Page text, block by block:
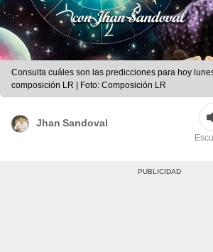
Consulta cuáles son las predicciones para hoy
composición LR | Foto: Composición LR
Jhan Sandoval